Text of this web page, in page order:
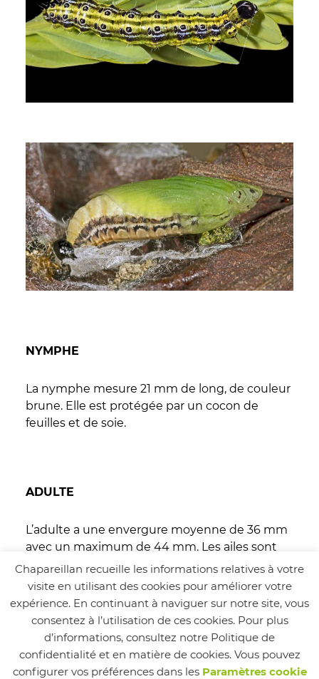
NYMPHE
La nymphe mesure 21 mm de long, de couleur
brune. Elle est protégée par un cocon de
feuilles et de soie.
ADULTE
L’adulte a une envergure moyenne de 36 mm
avec un maximum de 44 mm. Les ailes sont
blanches et brunes avec des irisations dorées
et violacées, ce qui le différencie de toutes les
espèces autochtones européennes.
Il n’y a pas de différence extérieure marquée
entre deux sexes.
Son envergure moyenne est de 36 mm et son
maximum 44 mm.
Chapareillan recueille les informations relatives à votre
visite en utilisant des cookies pour améliorer votre
expérience. En continuant à naviguer sur notre site, vous
consentez à l’utilisation de ces cookies. Pour plus
d’informations, consultez notre Politique de
confidentialité et en matière de cookies. Vous pouvez
configurer vos préférences dans les Paramètres cookie